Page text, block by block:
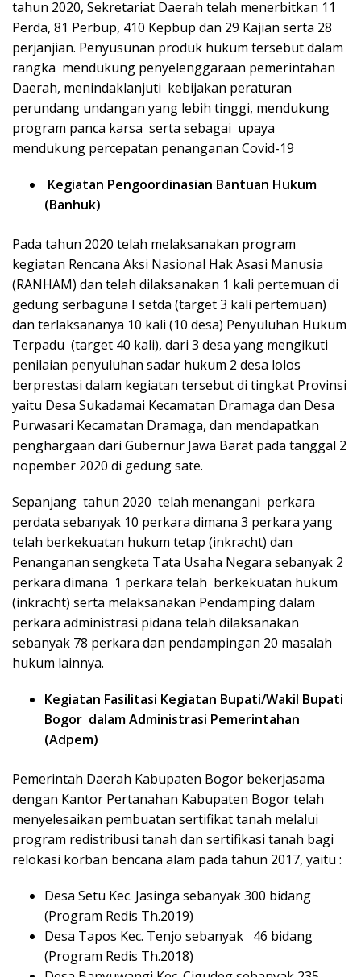
tahun 2020, Sekretariat Daerah telah menerbitkan 11
Perda, 81 Perbup, 410 Kepbup dan 29 Kajian serta 28
perjanjian. Penyusunan produk hukum tersebut dalam
rangka mendukung penyelenggaraan pemerintahan
Daerah, menindaklanjuti kebijakan peraturan
perundang undangan yang lebih tinggi, mendukung
program panca karsa serta sebagai upaya
mendukung percepatan penanganan Covid-19
Kegiatan Pengoordinasian Bantuan Hukum
(Banhuk)
Pada tahun 2020 telah melaksanakan program
kegiatan Rencana Aksi Nasional Hak Asasi Manusia
(RANHAM) dan telah dilaksanakan 1 kali pertemuan di
gedung serbaguna I setda (target 3 kali pertemuan)
dan terlaksananya 10 kali (10 desa) Penyuluhan Hukum
Terpadu (target 40 kali), dari 3 desa yang mengikuti
penilaian penyuluhan sadar hukum 2 desa lolos
berprestasi dalam kegiatan tersebut di tingkat Provinsi
yaitu Desa Sukadamai Kecamatan Dramaga dan Desa
Purwasari Kecamatan Dramaga, dan mendapatkan
penghargaan dari Gubernur Jawa Barat pada tanggal 2
nopember 2020 di gedung sate.
Sepanjang tahun 2020 telah menangani perkara
perdata sebanyak 10 perkara dimana 3 perkara yang
telah berkekuatan hukum tetap (inkracht) dan
Penanganan sengketa Tata Usaha Negara sebanyak 2
perkara dimana 1 perkara telah berkekuatan hukum
(inkracht) serta melaksanakan Pendamping dalam
perkara administrasi pidana telah dilaksanakan
sebanyak 78 perkara dan pendampingan 20 masalah
hukum lainnya.
Kegiatan Fasilitasi Kegiatan Bupati/Wakil Bupati
Bogor dalam Administrasi Pemerintahan
(Adpem)
Pemerintah Daerah Kabupaten Bogor bekerjasama
dengan Kantor Pertanahan Kabupaten Bogor telah
menyelesaikan pembuatan sertifikat tanah melalui
program redistribusi tanah dan sertifikasi tanah bagi
relokasi korban bencana alam pada tahun 2017, yaitu :
Desa Setu Kec. Jasinga sebanyak 300 bidang
(Program Redis Th.2019)
Desa Tapos Kec. Tenjo sebanyak 46 bidang
(Program Redis Th.2018)